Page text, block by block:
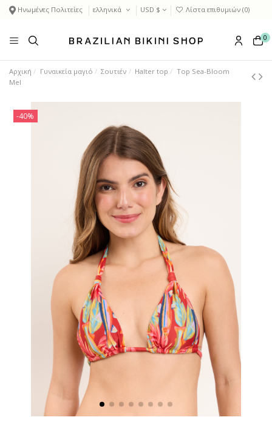
Ηνωμένες Πολιτείες ελληνικά USD $ Λίστα επιθυμιών (0)
0
Αρχική Γυναικεία μαγιό Σουτιέν Halter top
Top Sea-Bloom
Mel
-40%